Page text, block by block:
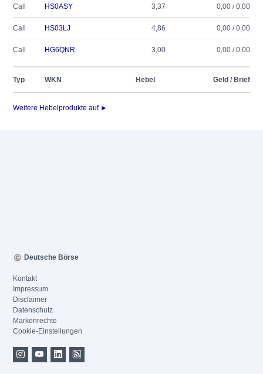
Call HS0ASY 3,37 0,00 / 0,00
Call HS03LJ 4,86 0,00 / 0,00
Call HG6QNR 3,00 0,00 / 0,00
Typ WKN Hebel Geld / Brief
Weitere Hebelprodukte auf ►
Deutsche Börse
Kontakt
Impressum
Disclaimer
Datenschutz
Markenrechte
Cookie-Einstellungen